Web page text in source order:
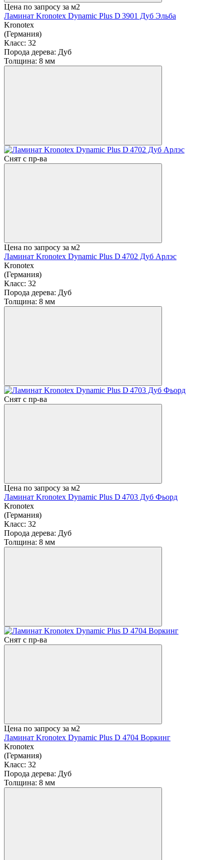
Цена по запросу за м2
Ламинат Kronotex Dynamic Plus D 3901 Дуб Эльба
Kronotex
(Германия)
Класс: 32
Порода дерева: Дуб
Толщина: 8 мм
Снят с пр-ва
Цена по запросу за м2
Ламинат Kronotex Dynamic Plus D 4702 Дуб Арлэс
Kronotex
(Германия)
Класс: 32
Порода дерева: Дуб
Толщина: 8 мм
Снят с пр-ва
Цена по запросу за м2
Ламинат Kronotex Dynamic Plus D 4703 Дуб Фьорд
Kronotex
(Германия)
Класс: 32
Порода дерева: Дуб
Толщина: 8 мм
Снят с пр-ва
Цена по запросу за м2
Ламинат Kronotex Dynamic Plus D 4704 Воркинг
Kronotex
(Германия)
Класс: 32
Порода дерева: Дуб
Толщина: 8 мм